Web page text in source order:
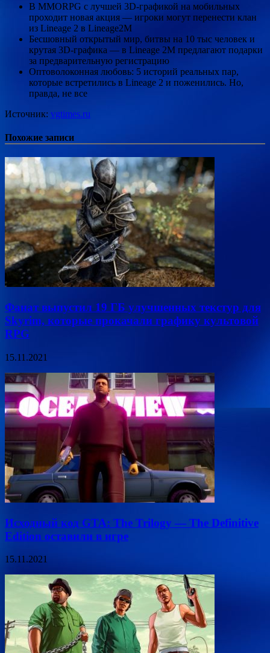
В MMORPG с лучшей 3D-графикой на мобильных
проходит новая акция — игроки могут перенести клан
из Lineage 2 в Lineage2M
Бесшовный открытый мир, битвы на 10 тыс человек и
крутая 3D-графика — в Lineage 2M предлагают подарки
за предварительную регистрацию
Оптоволоконная любовь: 5 историй реальных пар,
которые встретились в Lineage 2 и поженились. Но,
правда, не все
Источник: vgtimes.ru
Похожие записи
Фанат выпустил 19 ГБ улучшенных текстур для
Skyrim, которые прокачали графику культовой
RPG
15.11.2021
Исходный код GTA: The Trilogy — The Definitive
Edition оставили в игре
15.11.2021